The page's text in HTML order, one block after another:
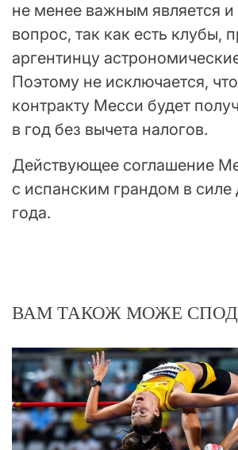
не менее важным является
вопрос, так как есть клубы,
аргентинцу
Поэтому не исключается,
контракту Месси будет
в год без вычета налогов.
Действующее соглашение
с испанским грандом в силе
года.
ВАМ ТАКОЖ МОЖЕ